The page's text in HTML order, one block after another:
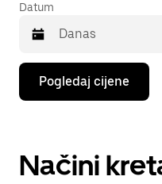
Datum
Pritisni
tipku
sa
za
interakciju
Pogledaj cijene
Načini